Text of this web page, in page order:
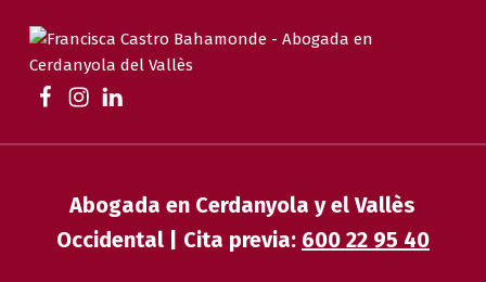
Abogada en Cerdanyola y el Vallès
Occidental | Cita previa: 600 22 95 40